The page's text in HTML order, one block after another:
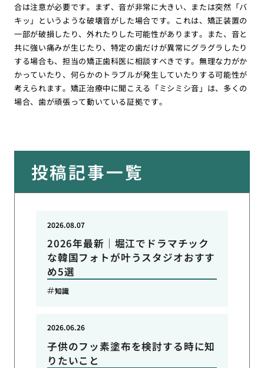
合は注意が必要です。まず、音が非常に大きい、または突然「バ
キッ」というような破壊音がした場合です。これは、矯正装置の
一部が破損したり、外れたりした可能性があります。また、音と
共に強い痛みが生じたり、特定の歯だけが異常にグラグラしたり
する場合も、担当の矯正歯科医に相談すべきです。無理な力がか
かっていたり、何らかのトラブルが発生していたりする可能性が
考えられます。矯正治療中に聞こえる「ミシミシ音」は、多くの
場合、歯が頑張って動いている証拠です。
投稿記事一覧
2026年最新｜堀江でドラマチック
な韓国フォトが叶うスタジオおすす
め5選
2026.08.07
知識
子供のフッ素塗布を検討する時に知
りたいこと
2026.06.26